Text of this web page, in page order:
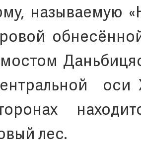
называемую
оси
лес.